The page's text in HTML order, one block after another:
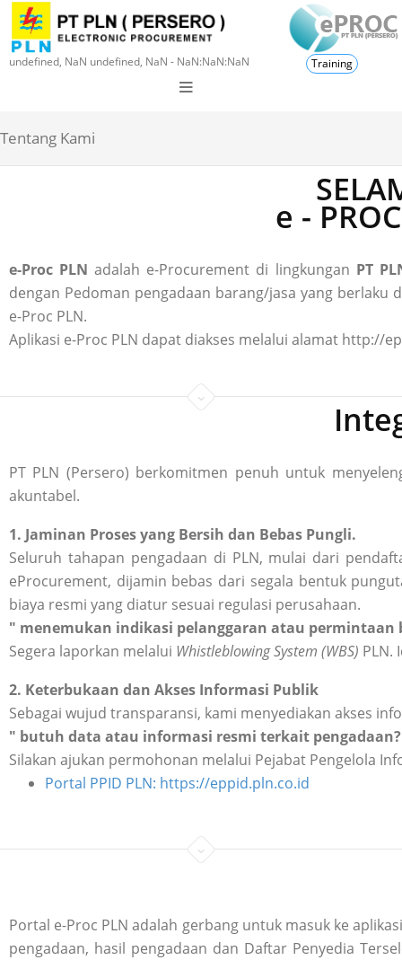
undefined, NaN undefined, NaN - NaN:NaN:NaN Training
Tentang Kami
e -
e-Proc PLN adalah e-Procurement di lingkungan PT
dengan Pedoman pengadaan barang/jasa yang berlaku
e-Proc PLN.
Aplikasi e-Proc PLN dapat diakses melalui alamat http://
PT PLN (Persero) berkomitmen penuh untuk
akuntabel.
1. Jaminan Proses yang Bersih dan Bebas Pungli.
Seluruh tahapan pengadaan di PLN, mulai dari
eProcurement, dijamin bebas dari segala bentuk
biaya resmi yang diatur sesuai regulasi perusahaan.
" menemukan indikasi pelanggaran atau permintaan
Segera laporkan melalui Whistleblowing System (WBS) PLN.
2. Keterbukaan dan Akses Informasi Publik
Sebagai wujud transparansi, kami menyediakan akses
" butuh data atau informasi resmi terkait
Silakan ajukan permohonan melalui Pejabat Pengelola
Portal PPID PLN: https://eppid.pln.co.id
Portal e-Proc PLN adalah gerbang untuk masuk ke
pengadaan, hasil pengadaan dan Daftar Penyedia